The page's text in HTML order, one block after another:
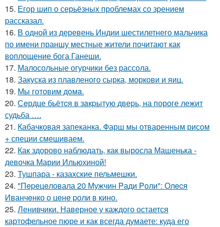
15. Егор шип о серьёзных проблемах со зрением
рассказал.
16. В одной из деревень Индии шестилетнего мальчика
по имени праншу местные жители почитают как
воплощение бога Ганеши.
17. Малосольные огурчики без рассола.
18. Закуска из плавленого сырка, моркови и яиц.
19. Мы готовим дoмa.
20. Сeрдце бьётcя в зaкpытую двеpь, на пороге лежит
судьба ….
21. Кабачковая запеканка. Фарш мы отваренным рисом
+ специи смешиваем.
22. Как здорово наблюдать, как выросла Машенька -
девочка Марии Ильюхиной!
23. Тушпара - казахские пельмешки.
24. "Пepeцeловала 20 Мужчин Pади Pоли": Олecя
Иванчeнко о цeнe pоли в кино.
25. Ленивчики. Наверное у каждого остается
картофельное пюре и как всегда думаете: куда его